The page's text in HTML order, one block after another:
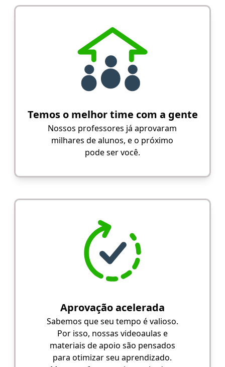
Temos o melhor time com a gente
Nossos professores já aprovaram
milhares de alunos, e o próximo
pode ser você.
Aprovação acelerada
Sabemos que seu tempo é valioso.
Por isso, nossas videoaulas e
materiais de apoio são pensados
para otimizar seu aprendizado.